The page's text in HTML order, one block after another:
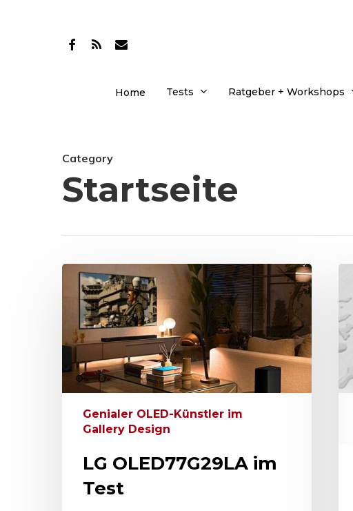
facebook
RSS email
Home Tests Ratgeber + Workshops
Category
Startseite
Genialer OLED-Künstler im
Gallery Design
LG OLED77G29LA im
Test